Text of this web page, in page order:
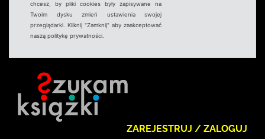
chcesz, by pliki cookies były zapisywane na
Twoim dysku zmień ustawienia swojej
przeglądarki. Kliknij "Zamknij" aby zaakceptować
naszą politykę prywatności.
ZAREJESTRUJ / ZALOGUJ